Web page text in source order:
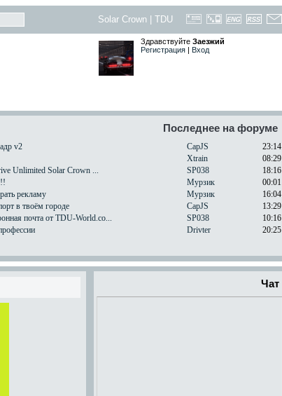
Solar Crown TDU
Здравствуйте Заезжий
Регистрация | Вход
Последнее на форуме
v2 CapJS
23:14
Xtrain
08:29
Unlimited Solar Crown ...
SP038
18:16
Мурзик
00:01
рекламу
Мурзик
16:04
в твоём городе
CapJS
13:29
почта от TDU-World.co...
SP038
10:16
Drivter 20:25
Чат